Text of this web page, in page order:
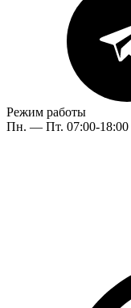
Режим работы
Пн. — Пт. 07:00-18:00